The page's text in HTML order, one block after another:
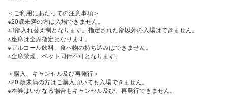
＜ご利用にあたっての注意事項＞
※20歳未満の方は入場できません。
※3部入れ替え制となります。指定された部以外の入場はできません。
※座席は全席指定となります。
※アルコール飲料、食べ物の持ち込みはできません。
※全席禁煙、ペット同伴不可となります。
＜購入、キャンセル及び再発行＞
※20 歳未満の方はご購入頂いても入場できません。
※本券はいかなる場合もキャンセル及び、再発行できません。